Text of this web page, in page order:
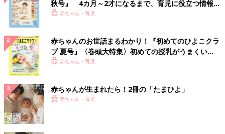
秋号』 4カ月～2才になるまで、育児に役立つ情報が
いっぱい！
赤ちゃん・育児
赤ちゃんのお世話まるわかり！『初めてのひよこクラ
ブ 夏号』〈巻頭大特集〉初めての授乳がうまくい
く！ おっぱい・ミルクの基本と夏のトラブル 解決テ
赤ちゃん・育児
赤ちゃんが生まれたら！2冊の「たまひよ」
赤ちゃん・育児